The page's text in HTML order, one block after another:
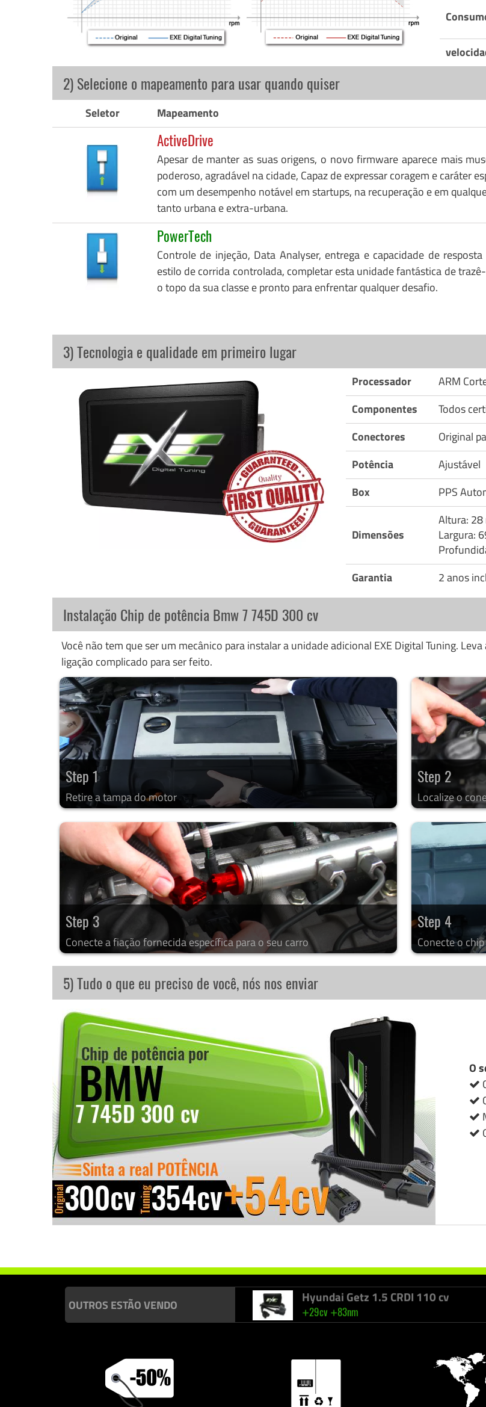
2) Selecione o mapeamento para usar quando quiser
Seletor Mapeamento
ActiveDrive
Apesar de manter as suas origens, o novo firmware aparece mais
poderoso, agradável na cidade, Capaz de expressar coragem e caráter
com um desempenho notável em startups, na recuperação e em
tanto urbana e extra-urbana.
PowerTech
Controle de injeção, Data Analyser, entrega e capacidade de
estilo de corrida controlada, completar esta unidade fantástica de
o topo da sua classe e pronto para enfrentar qualquer desafio.
3) Tecnologia e qualidade em primeiro lugar
Processador
ARM
Componentes
Todos
Conectores
Original
Potência
Ajustável
Box
PPS
Dimensões
Altura:
Largura:
Garantia
2 anos
Instalação Chip de potência Bmw 7 745D 300 cv
Você não tem que ser um mecânico para instalar a unidade adicional EXE Digital Tuning.
ligação complicado para ser feito.
Step 1
Retire a tampa do motor
Step 2
Localize o
Step 3
Conecte a fiação fornecida específica para o seu carro
Step 4
Conecte o
5) Tudo o que eu preciso de você, nós nos enviar
O
OUTROS ESTÃO VENDO
Peugeot 607 2.2 HDI 133 cv
+33cv+90nm
Hyundai Getz 1.5 CRDI 110 cv
+29cv +83nm
Alfa Romeo Giulia 2.2 JTDM 210 cv